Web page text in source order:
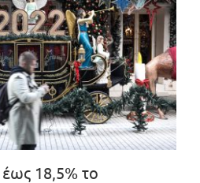
18,5% το